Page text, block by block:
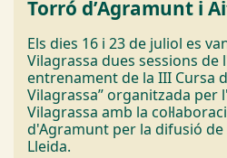
Torró d’Agramunt i
Els dies 16 i 23 de juliol es
Vilagrassa dues sessions de
entrenament de la III Cursa
Vilagrassa” organitzada per
Vilagrassa amb la
d'Agramunt per la difusió de
Lleida.